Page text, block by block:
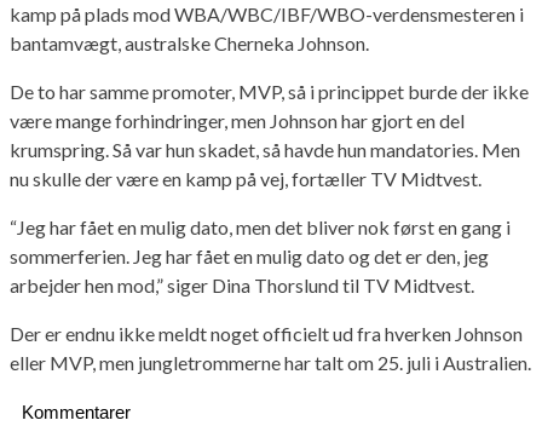
kamp på plads mod WBA/WBC/IBF/WBO-verdensmesteren i
bantamvægt, australske Cherneka Johnson.
De to har samme promoter, MVP, så i princippet burde der ikke
være mange forhindringer, men Johnson har gjort en del
krumspring. Så var hun skadet, så havde hun mandatories. Men
nu skulle der være en kamp på vej, fortæller TV Midtvest.
“Jeg har fået en mulig dato, men det bliver nok først en gang i
sommerferien. Jeg har fået en mulig dato og det er den, jeg
arbejder hen mod,” siger Dina Thorslund til TV Midtvest.
Der er endnu ikke meldt noget officielt ud fra hverken Johnson
eller MVP, men jungletrommerne har talt om 25. juli i Australien.
Kommentarer